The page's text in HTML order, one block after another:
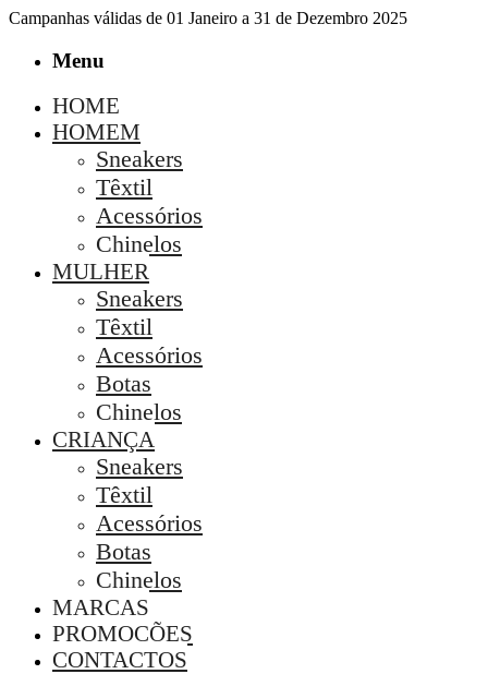
Campanhas válidas de 01 Janeiro a 31 de Dezembro 2025
Menu
HOME
HOMEM
Sneakers
Têxtil
Acessórios
Chinelos
MULHER
Sneakers
Têxtil
Acessórios
Botas
Chinelos
CRIANÇA
Sneakers
Têxtil
Acessórios
Botas
Chinelos
MARCAS
PROMOÇÕES
CONTACTOS